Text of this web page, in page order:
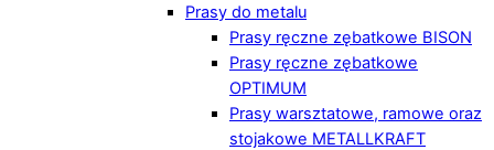
Prasy do metalu
Prasy ręczne zębatkowe BISON
Prasy ręczne zębatkowe
OPTIMUM
Prasy warsztatowe, ramowe oraz
stojakowe METALLKRAFT